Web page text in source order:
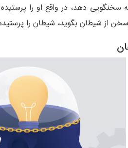
دهد، در واقع او را
سخن از شيطان بگويد، شيطان را